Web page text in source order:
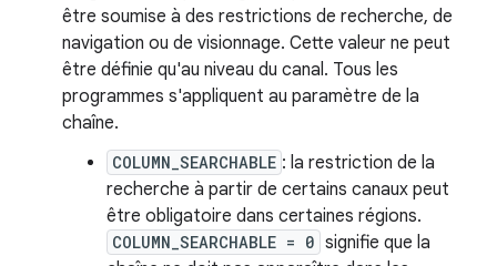
être soumise à des restrictions de recherche, de
navigation ou de visionnage. Cette valeur ne peut
être définie qu'au niveau du canal. Tous les
programmes s'appliquent au paramètre de la
chaîne.
COLUMN_SEARCHABLE : la restriction de la
recherche à partir de certains canaux peut
être obligatoire dans certaines régions.
COLUMN_SEARCHABLE = 0 signifie que la